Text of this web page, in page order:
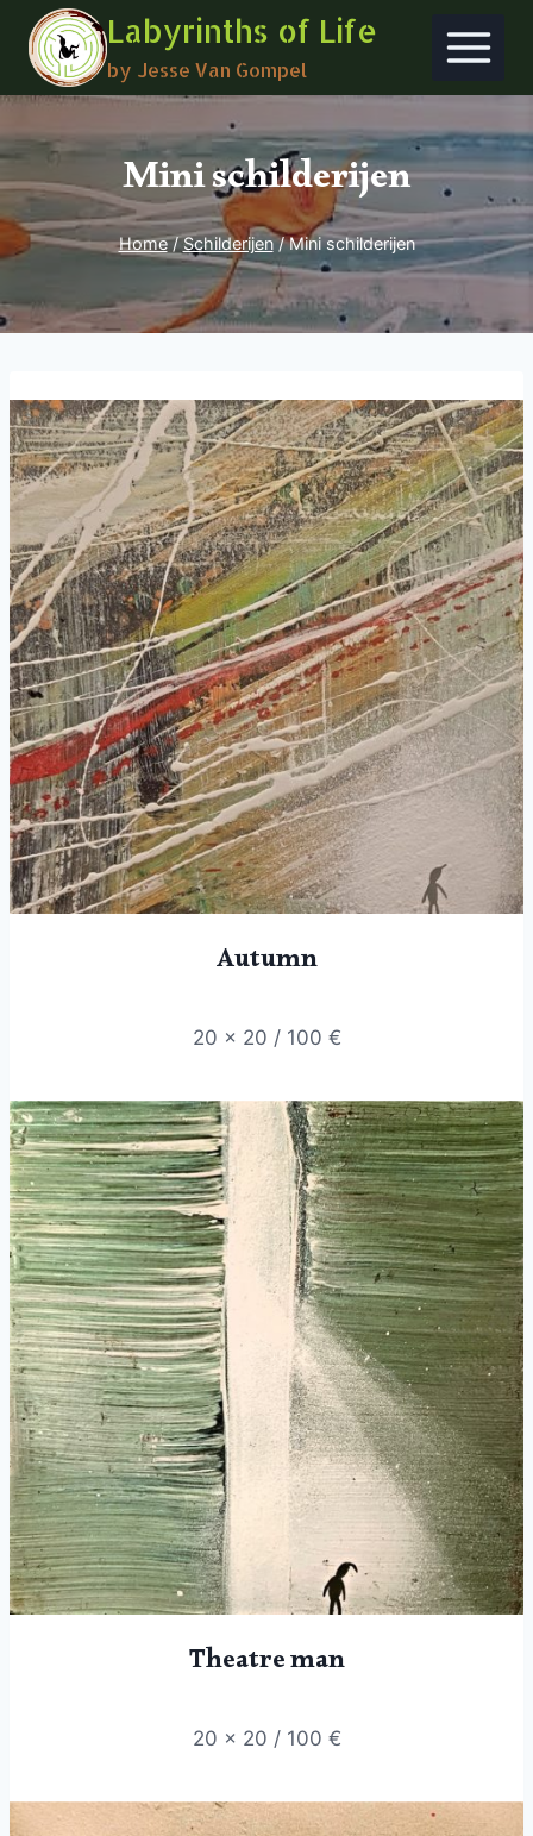
Skip
content
Labyrinths of Life
by Jesse Van Gompel
Mini schilderijen
Home / Schilderijen / Mini schilderijen
Autumn
20 x 20 / 100 €
Theatre man
20 x 20 / 100 €